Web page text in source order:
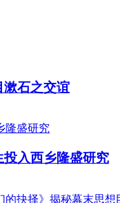
漱石之交谊
入西乡隆盛研究